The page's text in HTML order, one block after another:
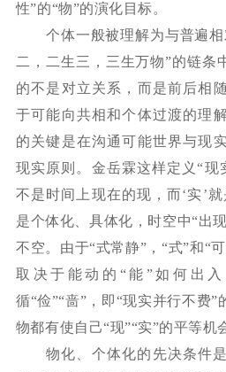
性”的“物”的演化目标。
个体一般被理解为与普遍
二，二生三，三生万物”的链条
的不是对立关系，而是前后相
于可能向共相和个体过渡的理
的关键是在沟通可能世界与现
现实原则。金岳霖这样定义“现
不是时间上现在的现，而‘实’
是个体化、具体化，时空中“出
不空。由于“式常静”，“式”和“
取决于能动的“能”如何出
循“俭”“啬”，即“现实并行不费
物都有使自己“现”“实”的平等机
物化、个体化的先决条件